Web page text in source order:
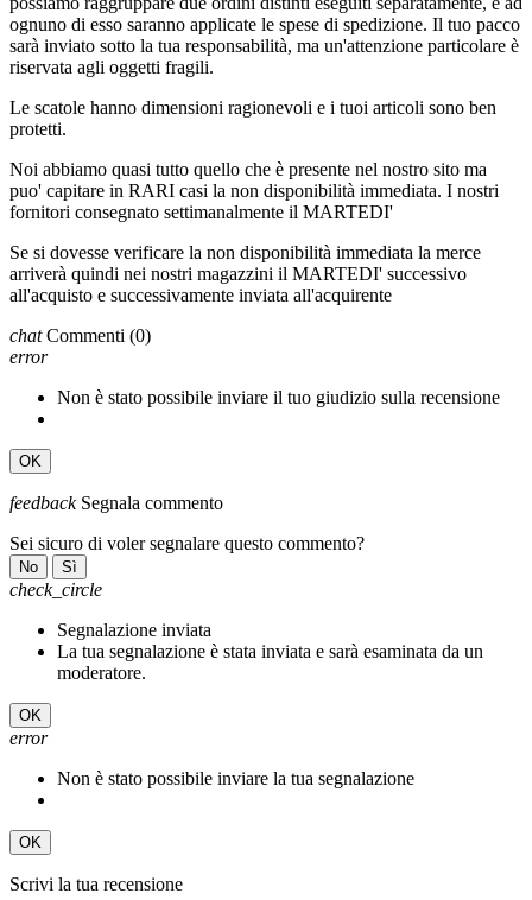
ognuno di esso saranno applicate le spese di spedizione. Il tuo pacco
sarà inviato sotto la tua responsabilità, ma un'attenzione particolare è
riservata agli oggetti fragili.
Le scatole hanno dimensioni ragionevoli e i tuoi articoli sono ben
protetti.
Noi abbiamo quasi tutto quello che è presente nel nostro sito ma
puo' capitare in RARI casi la non disponibilità immediata. I nostri
fornitori consegnato settimanalmente il MARTEDI'
Se si dovesse verificare la non disponibilità immediata la merce
arriverà quindi nei nostri magazzini il MARTEDI' successivo
all'acquisto e successivamente inviata all'acquirente
chat Commenti (0)
error
Non è stato possibile inviare il tuo giudizio sulla recensione
OK
feedback Segnala commento
Sei sicuro di voler segnalare questo commento?
No Sì
check_circle
Segnalazione inviata
La tua segnalazione è stata inviata e sarà esaminata da un
moderatore.
OK
error
Non è stato possibile inviare la tua segnalazione
OK
Scrivi la tua recensione